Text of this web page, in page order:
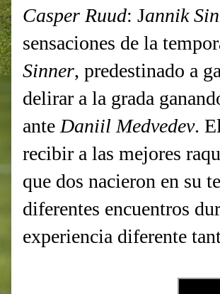
Casper Ruud: Jannik
sensaciones de la
Sinner, predestinado a
delirar a la grada
anteDaniil Medvedev.
recibir a las mejores
que dos nacieron en su
diferentes encuentros
experiencia diferente